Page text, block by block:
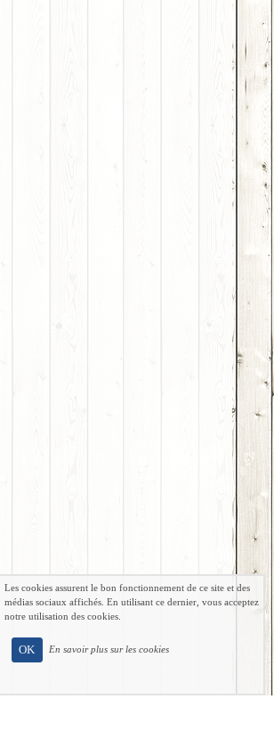
Les cookies assurent le bon fonctionnement de ce site et des
médias sociaux affichés. En utilisant ce dernier, vous acceptez
notre utilisation des cookies.
OK En savoir plus sur les cookies